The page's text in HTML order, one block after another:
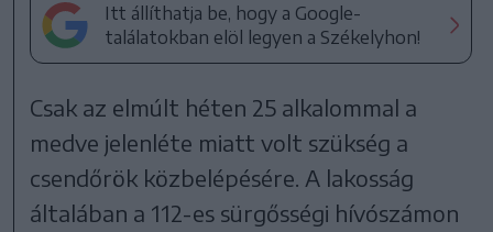
Itt állíthatja be, hogy a Google-
találatokban elöl legyen a Székelyhon!
Csak az elmúlt héten 25 alkalommal a
medve jelenléte miatt volt szükség a
csendőrök közbelépésére. A lakosság
általában a 112-es sürgősségi hívószámon